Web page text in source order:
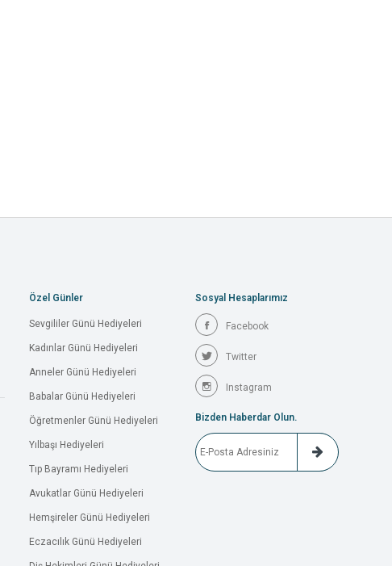
Özel Günler
Sevgililer Günü Hediyeleri
Kadınlar Günü Hediyeleri
Anneler Günü Hediyeleri
Babalar Günü Hediyeleri
Öğretmenler Günü Hediyeleri
Yılbaşı Hediyeleri
Tıp Bayramı Hediyeleri
Avukatlar Günü Hediyeleri
Hemşireler Günü Hediyeleri
Eczacılık Günü Hediyeleri
Sosyal Hesaplarımız
Facebook
Twitter
Instagram
Bizden Haberdar Olun.